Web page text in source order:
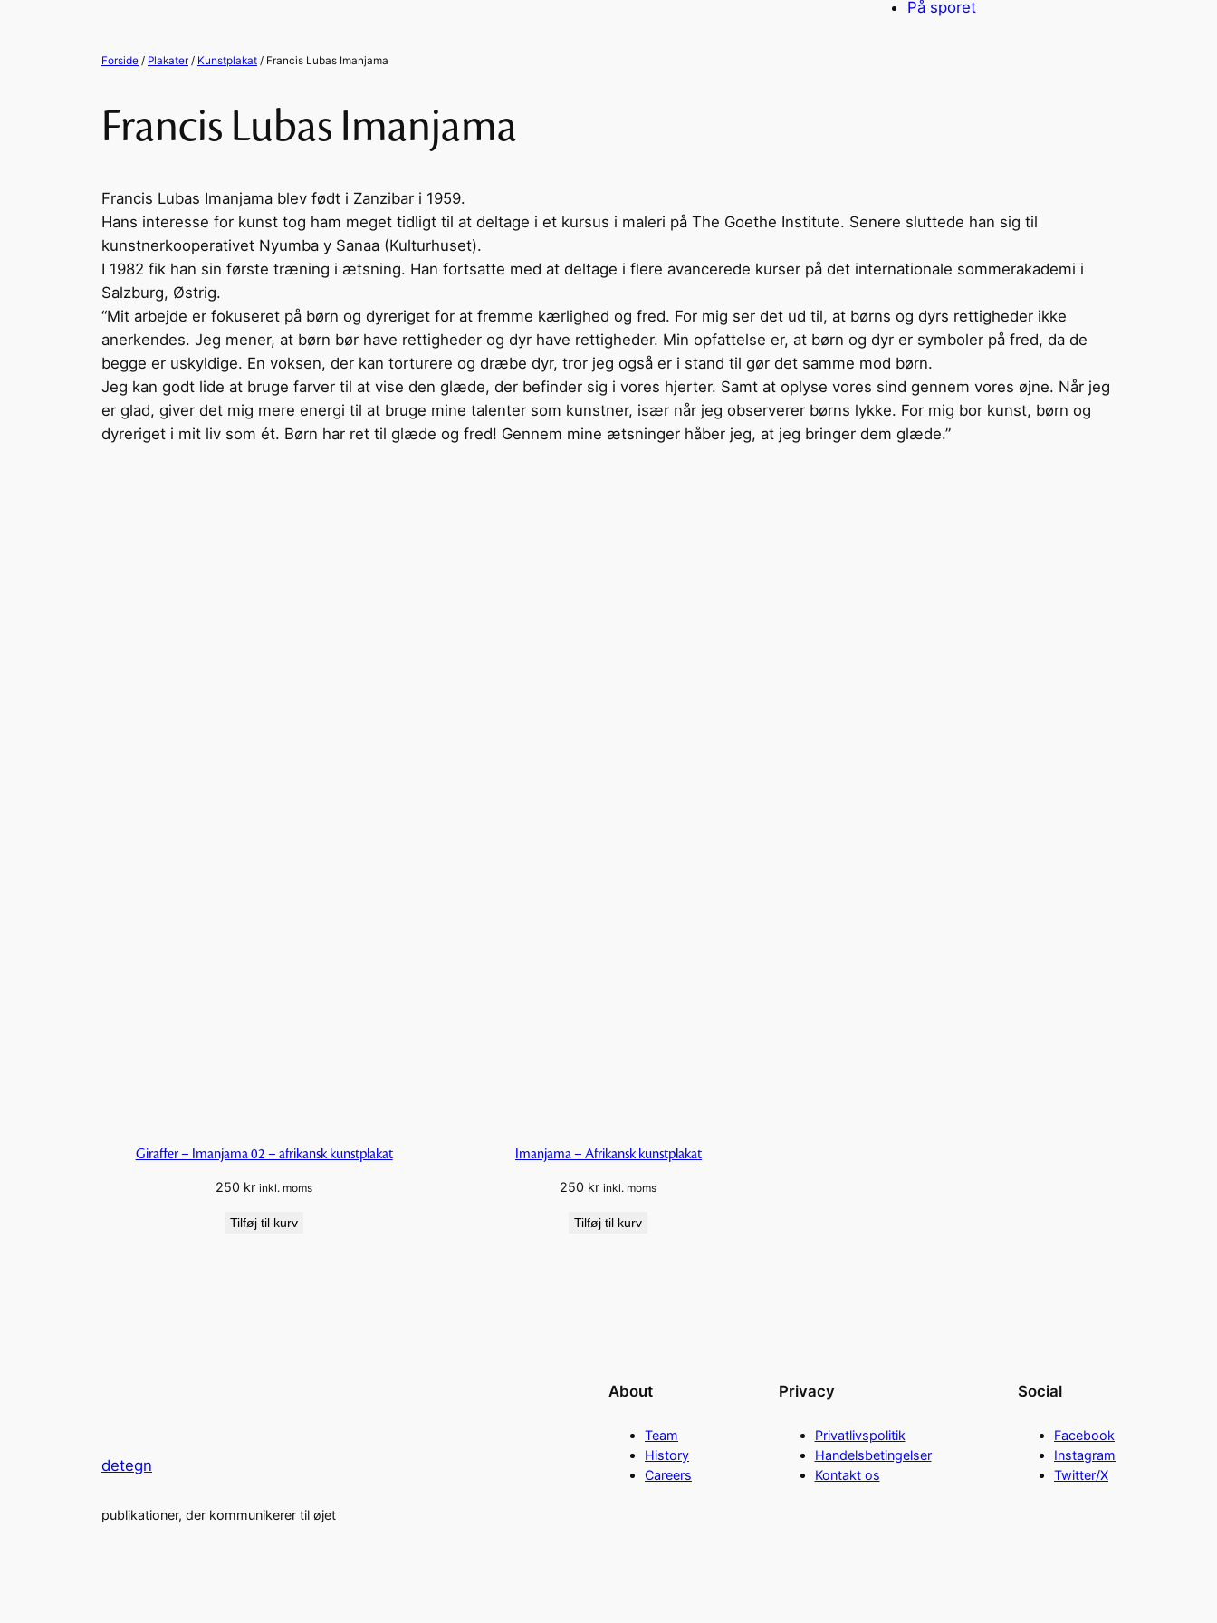
På sporet
Forside / Plakater / Kunstplakat / Francis Lubas Imanjama
Francis Lubas Imanjama
Francis Lubas Imanjama blev født i Zanzibar i 1959.
Hans interesse for kunst tog ham meget tidligt til at deltage i et kursus i maleri på The Goethe Institute. Senere sluttede han sig til
kunstnerkooperativet Nyumba y Sanaa (Kulturhuset).
I 1982 fik han sin første træning i ætsning. Han fortsatte med at deltage i flere avancerede kurser på det internationale sommerakademi i
Salzburg, Østrig.
“Mit arbejde er fokuseret på børn og dyreriget for at fremme kærlighed og fred. For mig ser det ud til, at børns og dyrs rettigheder ikke
anerkendes. Jeg mener, ​​at børn bør have rettigheder og dyr have rettigheder. Min opfattelse er, at børn og dyr er symboler på fred, da de
begge er uskyldige. En voksen, der kan torturere og dræbe dyr, tror jeg også er i stand til gør det samme mod børn.
Jeg kan godt lide at bruge farver til at vise den glæde, der befinder sig i vores hjerter. Samt at oplyse vores sind gennem vores øjne. Når jeg
er glad, giver det mig mere energi til at bruge mine talenter som kunstner, især når jeg observerer børns lykke. For mig bor kunst, børn og
dyreriget i mit liv som ét. Børn har ret til glæde og fred! Gennem mine ætsninger håber jeg, at jeg bringer dem glæde.”
Giraffer – Imanjama 02 – afrikansk kunstplakat
250 kr inkl. moms
Tilføj til kurv
Imanjama – Afrikansk kunstplakat
250 kr inkl. moms
Tilføj til kurv
detegn
publikationer, der kommunikerer til øjet
About
Team
History
Careers
Privacy
Privatlivspolitik
Handelsbetingelser
Kontakt os
Social
Facebook
Instagram
Twitter/X